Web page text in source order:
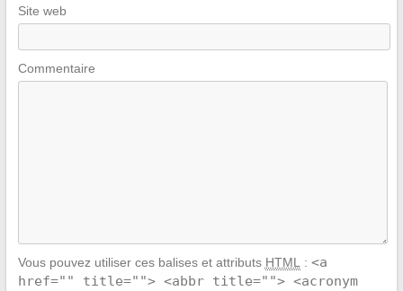
Site web
Commentaire
Vous pouvez utiliser ces balises et attributs HTML : <a
href="" title=""> <abbr title=""> <acronym